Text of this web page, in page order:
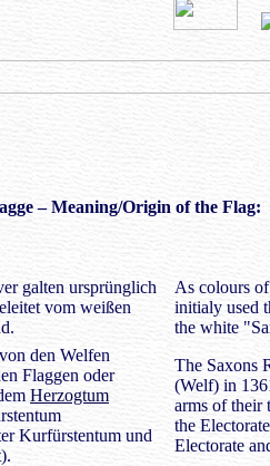
– Meaning/Origin of the Flag:
galten ursprünglich
vom weißen
As colours
initialy used
the white
den Welfen
Flaggen oder
Herzogtum
Kurfürstentum und
The Saxons
(Welf) in
arms of their
the
Electorate